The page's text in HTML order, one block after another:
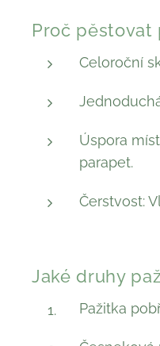
Proč pěstovat
Celoroční
Úspora
parapet.
Čerstvost:
Jaké druhy
Pažitka